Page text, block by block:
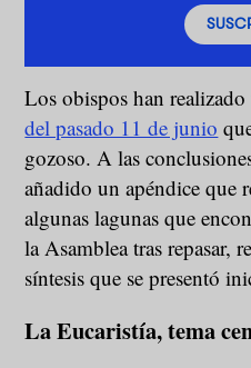
Los obispos han
del pasado 11 de junio
gozoso. A las
añadido un apéndice que
algunas lagunas que
la Asamblea tras repasar,
síntesis que se presentó
La Eucaristía, tema